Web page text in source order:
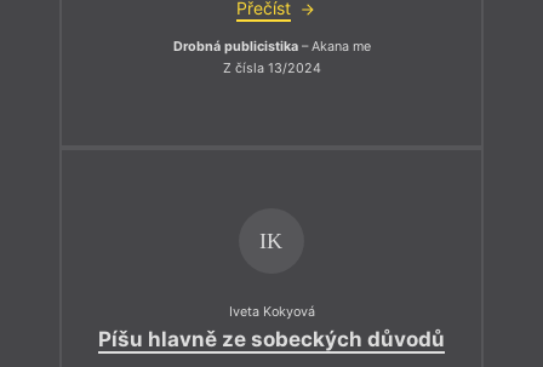
Přečíst
Drobná publicistika– Akana me
Z čísla 13/2024
IK
Iveta Kokyová
Píšu hlavně ze sobeckých důvodů